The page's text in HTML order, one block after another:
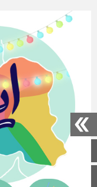
صفحه اصلی